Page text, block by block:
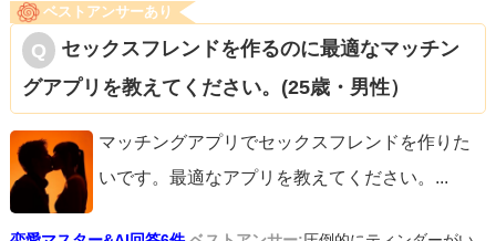
ベストアンサーあり
セックスフレンドを作るのに最適なマッチン
グアプリを教えてください。(25歳・男性）
マッチングアプリでセックスフレンドを作りた
いです。最適なアプリを教えてください。 ...